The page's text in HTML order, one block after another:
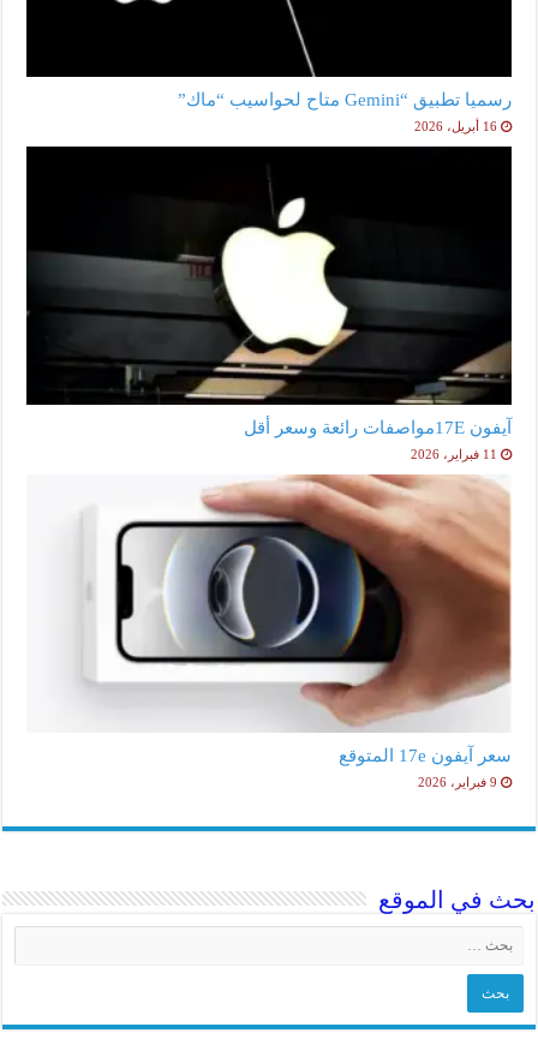
رسميا تطبيق “Gemini متاح لحواسيب “ماك”
16 أبريل، 2026
آيفون 17Eمواصفات رائعة وسعر أقل
11 فبراير، 2026
سعر آيفون 17e المتوقع
9 فبراير، 2026
بحث في الموقع